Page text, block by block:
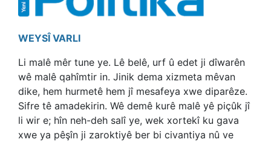
WEYSÎ VARLI
Li malê mêr tune ye. Lê belê, urf û edet ji dîwarên
wê malê qahîmtir in. Jinik dema xizmeta mêvan
dike, hem hurmetê hem jî mesafeya xwe diparêze.
Sifre tê amadekirin. Wê demê kurê malê yê piçûk jî
li wir e; hîn neh-deh salî ye, wek xortekî ku gava
xwe ya pêşîn ji zaroktiyê ber bi civantiya nû ve